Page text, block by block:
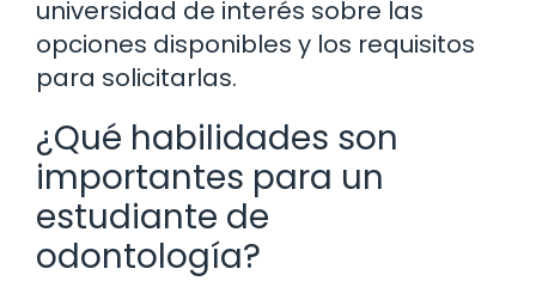
universidad de interés sobre las
opciones disponibles y los requisitos
para solicitarlas.
¿Qué habilidades son
importantes para un
estudiante de
odontología?